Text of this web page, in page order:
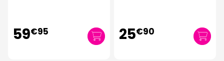
59€95 25€90